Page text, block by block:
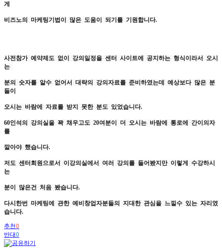
게
비즈노의 마케팅기법이 많은 도움이 되기를 기원합니다.
사전참가 예약제도 없이 강의일정을 센터 사이트에 공지하는 형식이라서 오시
는
분의 숫자를 알수 없어서 대략의 강의자료를 준비하였는데 예상보다 많은 분
들이
오시는 바람에 자료를 받지 못한 분도 있었습니다.
60인석의 강의실을 꽉 채우고도 20여분이 더 오시는 바람에 통로에 간이의자
를
깔아야 했습니다.
저도 센터회원으로서 이강의실에서 여러 강의를 들어봤지만 이렇게 수강하시
는
분이 많은건 처음 봤습니다.
다시한번 마케팅에 관한 예비창업자분들의 지대한 관심을 느낄수 있는 자리였
습니다.
추천0
반대0